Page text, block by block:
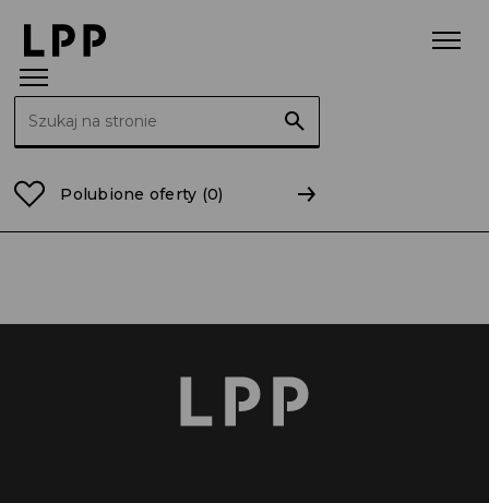
Polubione oferty (0)
Strona główna dolnośląskie